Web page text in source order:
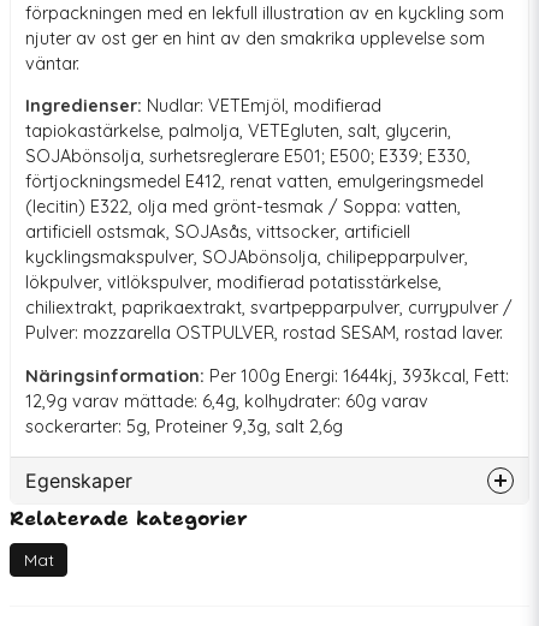
förpackningen med en lekfull illustration av en kyckling som
njuter av ost ger en hint av den smakrika upplevelse som
väntar.
Ingredienser: Nudlar: VETEmjöl, modifierad
tapiokastärkelse, palmolja, VETEgluten, salt, glycerin,
SOJAbönsolja, surhetsreglerare E501; E500; E339; E330,
förtjockningsmedel E412, renat vatten, emulgeringsmedel
(lecitin) E322, olja med grönt-tesmak / Soppa: vatten,
artificiell ostsmak, SOJAsås, vittsocker, artificiell
kycklingsmakspulver, SOJAbönsolja, chilipepparpulver,
lökpulver, vitlökspulver, modifierad potatisstärkelse,
chiliextrakt, paprikaextrakt, svartpepparpulver, currypulver /
Pulver: mozzarella OSTPULVER, rostad SESAM, rostad laver.
Näringsinformation: Per 100g Energi: 1644kj, 393kcal, Fett:
12,9g varav mättade: 6,4g, kolhydrater: 60g varav
sockerarter: 5g, Proteiner 9,3g, salt 2,6g
Egenskaper
Artikelnummer
Relaterade kategorier
Mat